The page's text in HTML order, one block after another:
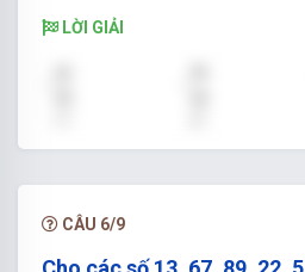
LỜI GIẢI
CÂU 6/9